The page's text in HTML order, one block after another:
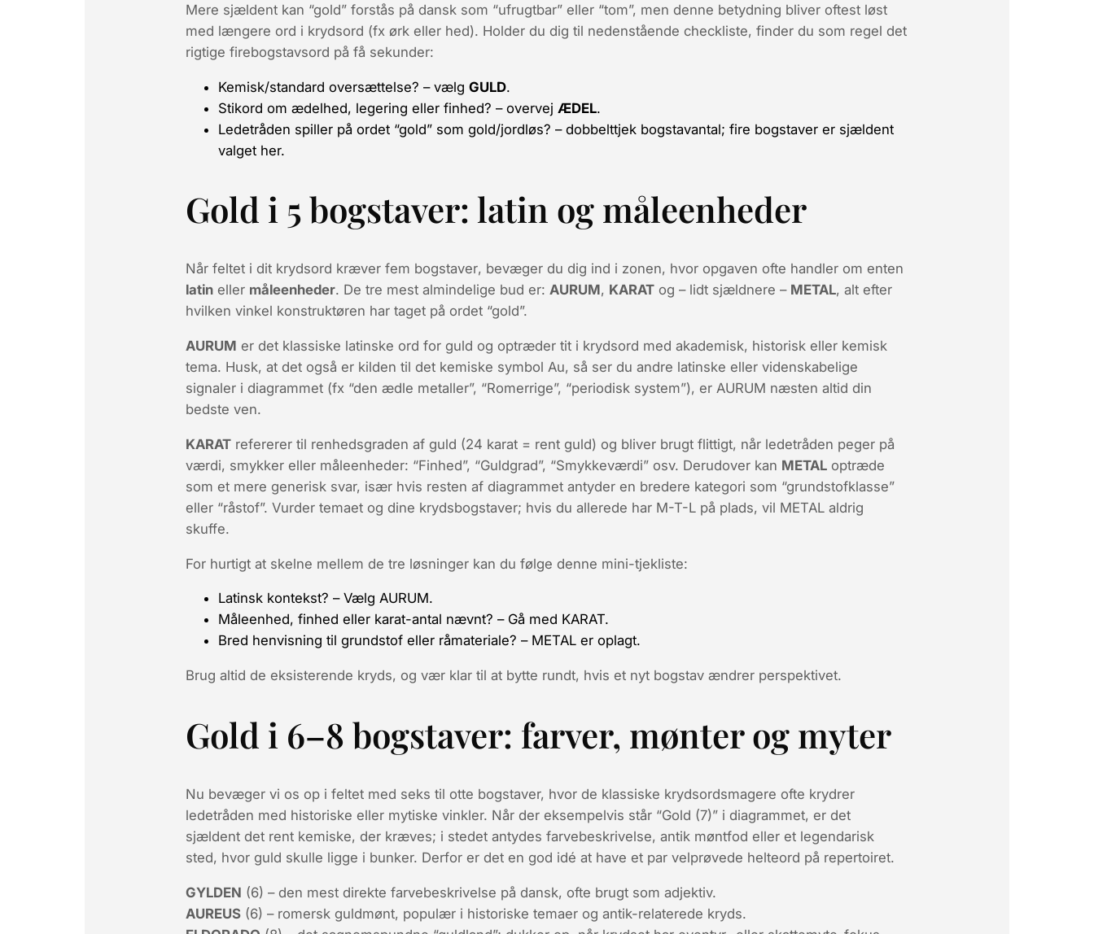
Mere sjældent kan “gold” forstås på dansk som “ufrugtbar” eller “tom”, men denne betydning bliver oftest løst
med længere ord i krydsord (fx ørk eller hed). Holder du dig til nedenstående checkliste, finder du som regel det
rigtige firebogstavsord på få sekunder:
Kemisk/standard oversættelse? – vælg GULD.
Stikord om ædelhed, legering eller finhed? – overvej ÆDEL.
Ledetråden spiller på ordet “gold” som gold/jordløs? – dobbelttjek bogstavantal; fire bogstaver er sjældent
valget her.
Gold i 5 bogstaver: latin og måleenheder
Når feltet i dit krydsord kræver fem bogstaver, bevæger du dig ind i zonen, hvor opgaven ofte handler om enten
latin eller måleenheder. De tre mest almindelige bud er: AURUM, KARAT og – lidt sjældnere – METAL, alt efter
hvilken vinkel konstruktøren har taget på ordet “gold”.
AURUM er det klassiske latinske ord for guld og optræder tit i krydsord med akademisk, historisk eller kemisk
tema. Husk, at det også er kilden til det kemiske symbol Au, så ser du andre latinske eller videnskabelige
signaler i diagrammet (fx “den ædle metaller”, “Romerrige”, “periodisk system”), er AURUM næsten altid din
bedste ven.
KARAT refererer til renhedsgraden af guld (24 karat = rent guld) og bliver brugt flittigt, når ledetråden peger på
værdi, smykker eller måleenheder: “Finhed”, “Guldgrad”, “Smykkeværdi” osv. Derudover kan METAL optræde
som et mere generisk svar, især hvis resten af diagrammet antyder en bredere kategori som “grundstofklasse”
eller “råstof”. Vurder temaet og dine krydsbogstaver; hvis du allerede har M-T-L på plads, vil METAL aldrig
skuffe.
For hurtigt at skelne mellem de tre løsninger kan du følge denne mini-tjekliste:
Latinsk kontekst? – Vælg AURUM.
Måleenhed, finhed eller karat-antal nævnt? – Gå med KARAT.
Bred henvisning til grundstof eller råmateriale? – METAL er oplagt.
Brug altid de eksisterende kryds, og vær klar til at bytte rundt, hvis et nyt bogstav ændrer perspektivet.
Gold i 6–8 bogstaver: farver, mønter og myter
Nu bevæger vi os op i feltet med seks til otte bogstaver, hvor de klassiske krydsordsmagere ofte krydrer
ledetråden med historiske eller mytiske vinkler. Når der eksempelvis står “Gold (7)” i diagrammet, er det
sjældent det rent kemiske, der kræves; i stedet antydes farvebeskrivelse, antik møntfod eller et legendarisk
sted, hvor guld skulle ligge i bunker. Derfor er det en god idé at have et par velprøvede helteord på repertoiret.
GYLDEN (6) – den mest direkte farvebeskrivelse på dansk, ofte brugt som adjektiv.
AUREUS (6) – romersk guldmønt, populær i historiske temaer og antik-relaterede kryds.